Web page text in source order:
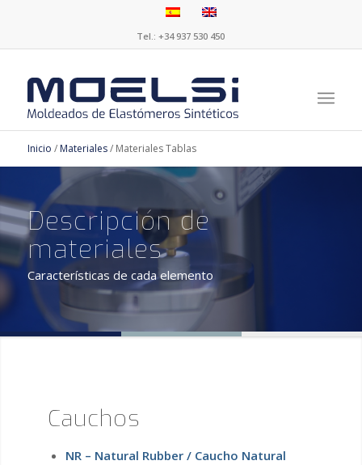
Tel.:+34 937 530 450
Inicio / Materiales/ Materiales Tablas
Descripción de
materiales
Características de cada elemento
Cauchos
NR – Natural Rubber / Caucho Natural